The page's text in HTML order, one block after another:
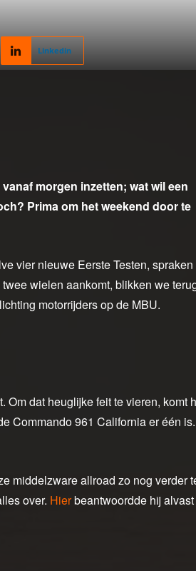
Linkedin
morgen inzetten; wat wil een
Prima om het weekend door te
vier nieuwe Eerste Testen, spraken
wielen aankomt, blikken we
motorrijders op de MBU.
dat heuglijke feit te vieren, komt
Commando 961 California er één is.
middelzware allroad zo nog verder
over. Hierbeantwoordde hij